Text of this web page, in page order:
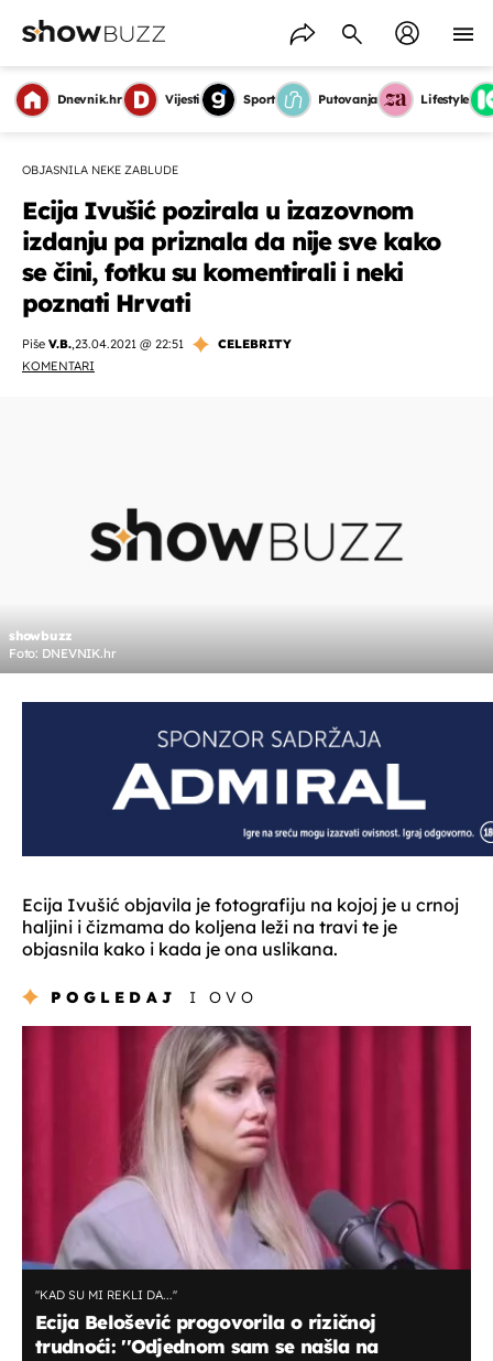
Dnevnik.hr Vijesti Sport Putovanja Lifestyle
OBJASNILA NEKE ZABLUDE
Ecija Ivušić pozirala u izazovnom
izdanju pa priznala da nije sve kako
se čini, fotku su komentirali i neki
poznati Hrvati
Piše V.B.,23.04.2021 @ 22:51
CELEBRITY
KOMENTARI
showbuzz
Foto: DNEVNIK.hr
Ecija Ivušić objavila je fotografiju na kojoj je u crnoj
haljini i čizmama do koljena leži na travi te je
objasnila kako i kada je ona uslikana.
POGLEDAJ I OVO
''KAD SU MI REKLI DA...''
Ecija Belošević progovorila o rizičnoj
trudnoći: ''Odjednom sam se našla na